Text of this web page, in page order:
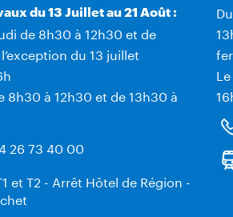
du 13 Juillet au 21 Août :
de 8h30 à 12h30 et de
du 13 juillet
8h30 à 12h30 et de 13h30 à
26 73 40 00
et T2 - Arrêt Hôtel de Région -